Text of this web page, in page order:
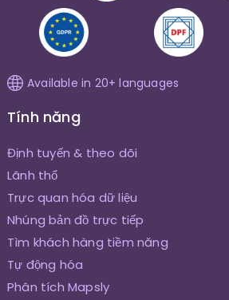
Available in 20+ languages
Tính năng
Định tuyến & theo dõi
Lãnh thổ
Trực quan hóa dữ liệu
Nhúng bản đồ trực tiếp
Tìm khách hàng tiềm năng
Tự động hóa
Phân tích Mapsly